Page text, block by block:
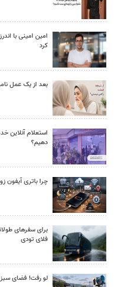
امین امینی با
کرد
بعد از یک عمل
استعلام آنلاین
دهیم؟
چرا باتری آیفون زود
برای سفرهای
فلای تودی
لو رفت! فضای